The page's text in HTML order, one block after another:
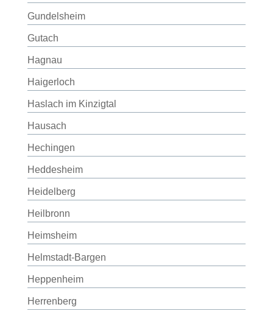
Gundelsheim
Gutach
Hagnau
Haigerloch
Haslach im Kinzigtal
Hausach
Hechingen
Heddesheim
Heidelberg
Heilbronn
Heimsheim
Helmstadt-Bargen
Heppenheim
Herrenberg